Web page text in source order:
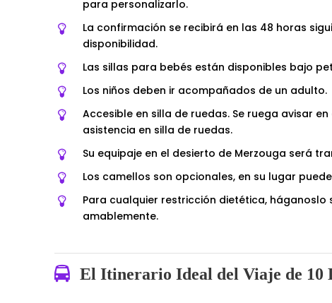
para personalizarlo.
La confirmación se recibirá en las 48 horas
disponibilidad.
Las sillas para bebés están disponibles bajo
Los niños deben ir acompañados de un adulto.
Accesible en silla de ruedas. Se ruega avisar
asistencia en silla de ruedas.
Su equipaje en el desierto de Merzouga será
Los camellos son opcionales, en su lugar
Para cualquier restricción dietética,
amablemente.
El Itinerario Ideal del Viaje de 10